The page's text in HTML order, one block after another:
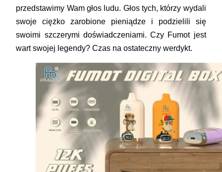
przedstawimy Wam głos ludu. Głos tych, którzy wydali
swoje ciężko zarobione pieniądze i podzielili się
swoimi szczerymi doświadczeniami. Czy Fumot jest
wart swojej legendy? Czas na ostateczny werdykt.